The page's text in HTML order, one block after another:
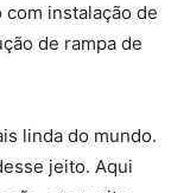
instalação de
de rampa de
linda do mundo.
jeito. Aqui